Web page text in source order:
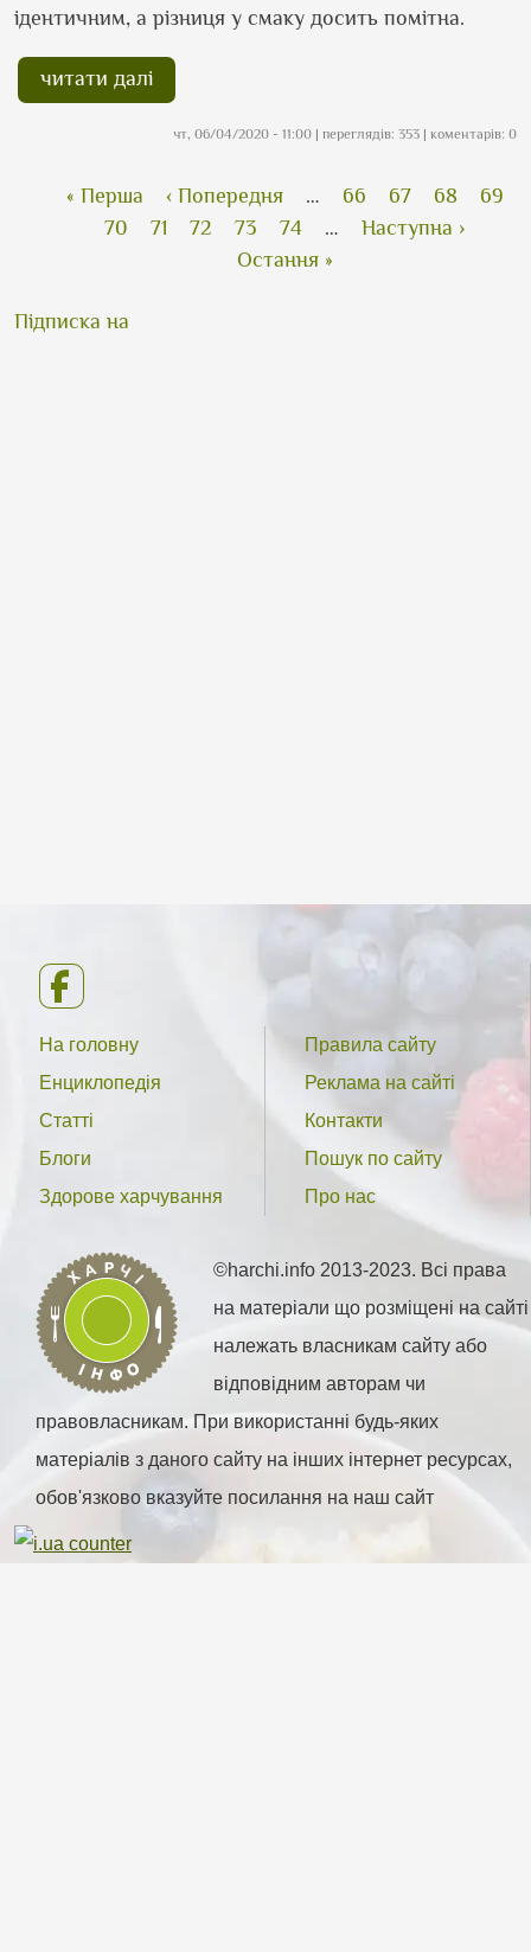
ідентичним, а різниця у смаку досить помітна.
читати далі
чт, 06/04/2020 - 11:00 | переглядів: 353 | коментарів: 0
Розбивка на сторінки
Перша сторінка
« Перша Попередня сторінка
‹ Попередня … Сторінка
66 Сторінка
67 Сторінка
68
69
Поточна сторінка
70 Сторінка
71 Сторінка
72 Сторінка
73 Сторінка
74 … Наступна
Наступна ›
Остання сторінка
Остання »
Підписка на
На головну
Енциклопедія
Статті
Блоги
Здорове харчування
Правила сайту
Реклама на сайті
Контакти
Пошук по сайту
Про нас
©harchi.info 2013-2023. Всі права
на матеріали що розміщені на сайті
належать власникам сайту або
відповідним авторам чи
правовласникам. При використанні будь-яких
матеріалів з даного сайту на інших інтернет ресурсах,
обов'язково вказуйте посилання на наш сайт